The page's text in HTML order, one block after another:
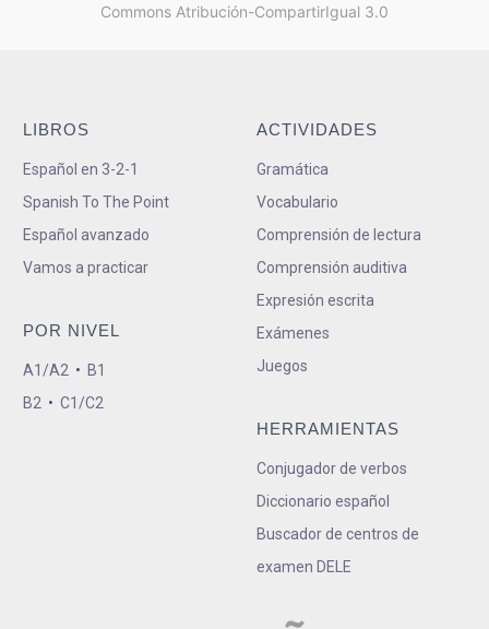
Commons Atribución-CompartirIgual 3.0
LIBROS
Español en 3-2-1
Spanish To The Point
Español avanzado
Vamos a practicar
POR NIVEL
A1/A2 • B1
B2 • C1/C2
ACTIVIDADES
Gramática
Vocabulario
Comprensión de lectura
Comprensión auditiva
Expresión escrita
Exámenes
Juegos
HERRAMIENTAS
Conjugador de verbos
Diccionario español
Buscador de centros de
examen DELE